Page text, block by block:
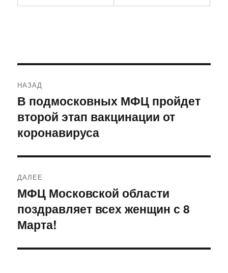
по
записям
НАЗАД
Предыдущая
запись:
В подмосковных МФЦ пройдет
второй этап вакцинации от
коронавируса
ДАЛЕЕ
Следующая
запись:
МФЦ Московской области
поздравляет всех женщин с 8
Марта!